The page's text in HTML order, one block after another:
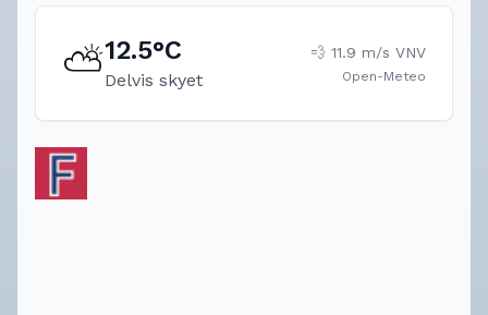
⛅12.5°C
Delvis skyet
💨 11.9 m/s VNV
Open-Meteo